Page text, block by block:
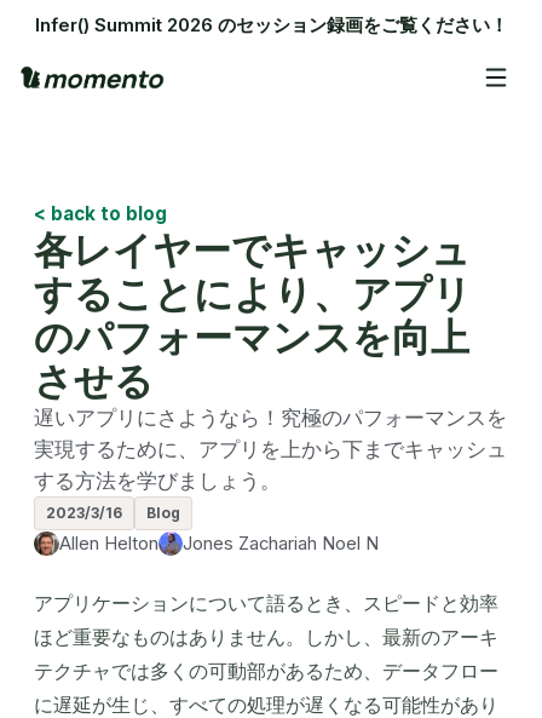
Infer() Summit 2026 のセッション録画をご覧ください！
< back to blog
各レイヤーでキャッシュ
することにより、アプリ
のパフォーマンスを向上
させる
遅いアプリにさようなら！究極のパフォーマンスを
実現するために、アプリを上から下までキャッシュ
する方法を学びましょう。
2023/3/16 Blog
Allen Helton Jones Zachariah Noel N
アプリケーションについて語るとき、スピードと効率
ほど重要なものはありません。しかし、最新のアーキ
テクチャでは多くの可動部があるため、データフロー
に遅延が生じ、すべての処理が遅くなる可能性があり